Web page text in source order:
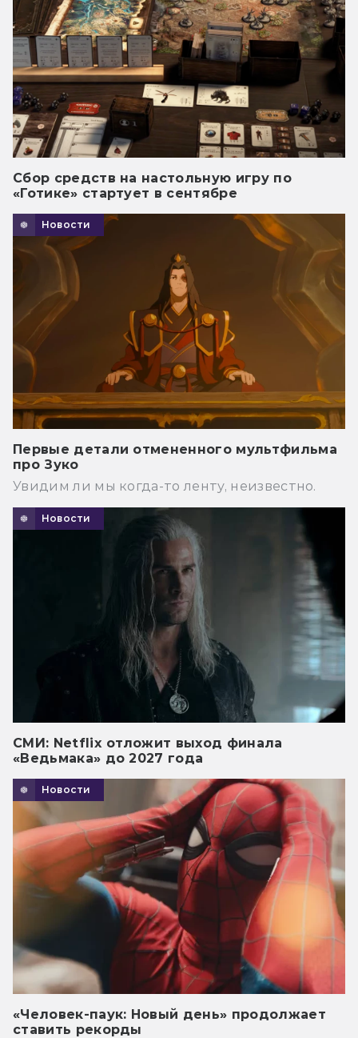
Сбор средств на настольную игру по
«Готике» стартует в сентябре
Новости
Первые детали отмененного мультфильма
про Зуко
Увидим ли мы когда-то ленту, неизвестно.
Новости
СМИ: Netflix отложит выход финала
«Ведьмака» до 2027 года
Новости
«Человек-паук: Новый день» продолжает
ставить рекорды